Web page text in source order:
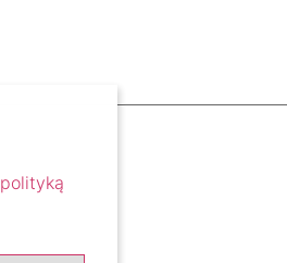
polityką